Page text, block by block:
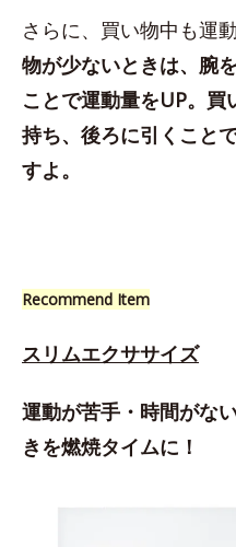
さらに、買い物中も運
物が少ないときは、腕
ことで運動量をUP。
持ち、後ろに引くこと
すよ。
Recommend Item
スリムエクササイズ
運動が苦手・時間がな
きを燃焼タイムに！